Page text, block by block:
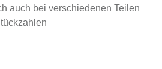
auch bei verschiedenen Teilen